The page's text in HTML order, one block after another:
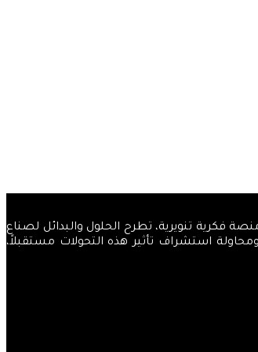
المركز منصة فكرية تنويرية، تطرح الحلول والبدائل لصناع
استشراف تأثير هذه التحولات مستقبلاً،